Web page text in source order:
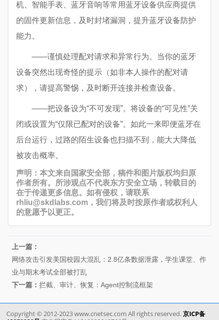
机、智能手表、蓝牙音响等常用蓝牙设备供应商提供
的固件更新信息，及时封堵漏洞，提升蓝牙设备防护
能力。
——谨慎处理配对请求和异常行为。当你的蓝牙
设备突然出现奇怪的提示（如非本人操作的配对请
求），请提高警惕，及时断开连接并检查设备。
——把设备设为“不可发现”。将设备的“可见性”关
闭或设置为“仅限已配对的设备”。如此一来即便蓝牙在
后台运行，过路的陌生设备也扫描不到，能大大降低
被攻击概率。
声明：本文来自国家安全部，稿件和图片版权均归原
作者所有。所涉观点不代表东方安全立场，转载目的
在于传递更多信息。如有侵权，请联系
rhliu@skdlabs.com，我们将及时按原作者或权利人
的意愿予以更正。
上一篇：
网络攻击引发美国校园大混乱：2.8亿条数据泄露，学生课堂、作
业与期末考试全部被打乱
下一篇：拦截、审计、恢复：Agent控制流框架
Copyright © 2012-2023 www.cnetsec.com All rights reserved.京ICP备